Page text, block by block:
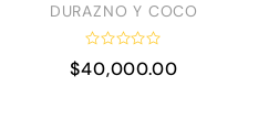
DURAZNO Y COCO
V
a
$40,000.00